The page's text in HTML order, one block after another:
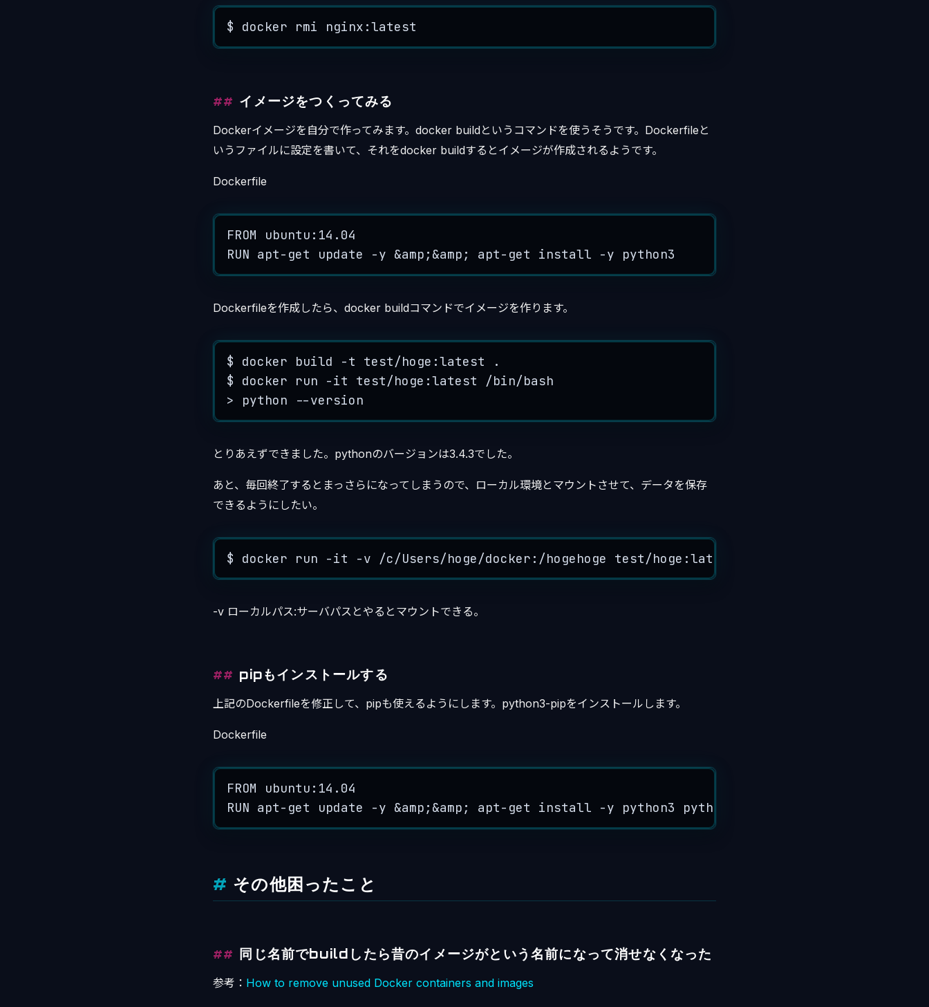
$ docker rmi nginx:latest
イメージをつくってみる
Dockerイメージを自分で作ってみます。docker buildというコマンドを使うそうです。Dockerfileと
いうファイルに設定を書いて、それをdocker buildするとイメージが作成されるようです。
Dockerfile
FROM ubuntu: 14.04
RUN apt- get update -y &amp ; &amp ; apt- get install -y python3
Dockerfileを作成したら、docker buildコマンドでイメージを作ります。
$ docker build -t test/hoge:latest
.
$
docker run -it test/hoge:latest /bin/bash
>
python --version
とりあえずできました。pythonのバージョンは3.4.3でした。
あと、毎回終了するとまっさらになってしまうので、ローカル環境とマウントさせて、データを保存
できるようにしたい。
$ docker run -it -v /c/Users/hoge/docker: /hogehoge test/hoge:latest
-v ローカルパス:サーバパスとやるとマウントできる。
pipもインストールする
上記のDockerfileを修正して、pipも使えるようにします。python3-pipをインストールします。
Dockerfile
FROM ubuntu: 14.04
RUN apt- get update -y &amp ; &amp ; apt- get install -y python3 python3
その他困ったこと
同じ名前でbuildしたら昔のイメージがという名前になって消せなくなった
参考： How to remove unused Docker containers and images